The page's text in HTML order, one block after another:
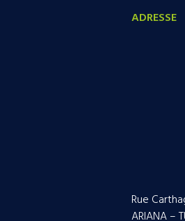
ADRESSE
Rue
ARIANA –